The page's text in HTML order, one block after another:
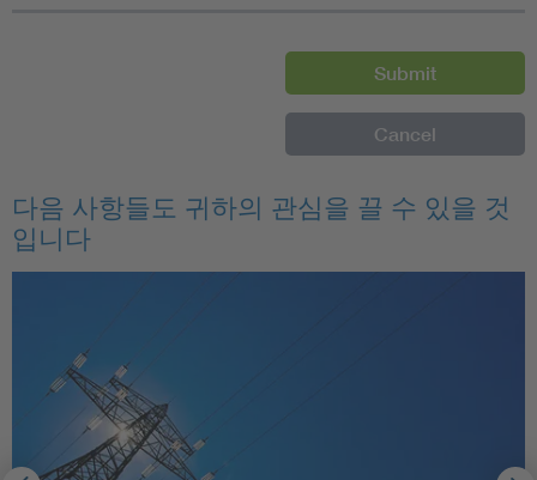
다음 사항들도 귀하의 관심을 끌 수 있을 것
입니다